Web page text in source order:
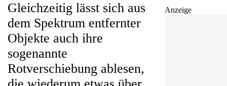
Anzeige
Gleichzeitig lässt sich aus
dem Spektrum entfernter
Objekte auch ihre
sogenannte
Rotverschiebung ablesen,